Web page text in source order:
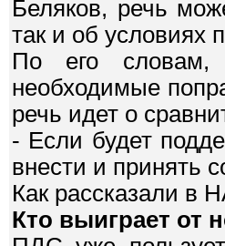
Беляков, речь
так и об условиях
По его словам,
необходимые
речь идет о
- Если будет
внести и принять
Как рассказали в
Кто выиграет от